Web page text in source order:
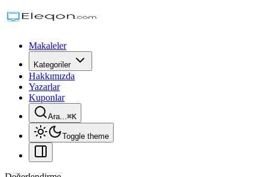
Makaleler
Kategoriler
Hakkımızda
Yazarlar
Kuponlar
Ara...⌘K
Toggle theme